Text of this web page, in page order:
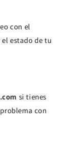
con el
estado de tu
si tienes
con